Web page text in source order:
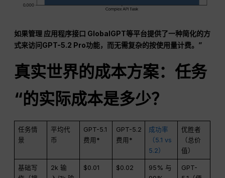
如果管理 应用程序接口 GlobalGPT等平台提供了一种简化的方
式来访问GPT-5.2 Pro功能，而无需复杂的按使用量计费。”
真实世界的成本方案：任务
“的实际成本是多少？
任务情
景
平均代
币
GPT-5.1
费用*
GPT-5.2
费用*
成功率
（5.1 vs
5.2）
优胜者
（总价
值）
基础写
2k 输
$0.01 $0.02
95% 与
GPT-